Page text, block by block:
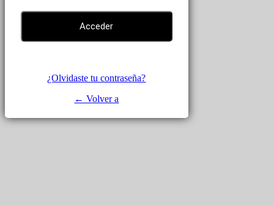
¿Olvidaste tu contraseña?
← Volver a